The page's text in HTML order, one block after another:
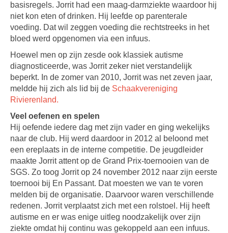
basisregels. Jorrit had een maag-darmziekte waardoor hij
niet kon eten of drinken. Hij leefde op parenterale
voeding. Dat wil zeggen voeding die rechtstreeks in het
bloed werd opgenomen via een infuus.
Hoewel men op zijn zesde ook klassiek autisme
diagnosticeerde, was Jorrit zeker niet verstandelijk
beperkt. In de zomer van 2010, Jorrit was net zeven jaar,
meldde hij zich als lid bij de Schaakvereniging
Rivierenland.
Veel oefenen en spelen
Hij oefende iedere dag met zijn vader en ging wekelijks
naar de club. Hij werd daardoor in 2012 al beloond met
een ereplaats in de interne competitie. De jeugdleider
maakte Jorrit attent op de Grand Prix-toernooien van de
SGS. Zo toog Jorrit op 24 november 2012 naar zijn eerste
toernooi bij En Passant. Dat moesten we van te voren
melden bij de organisatie. Daarvoor waren verschillende
redenen. Jorrit verplaatst zich met een rolstoel. Hij heeft
autisme en er was enige uitleg noodzakelijk over zijn
ziekte omdat hij continu was gekoppeld aan een infuus.